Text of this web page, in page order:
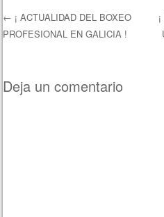
Navegación de
← ¡ ACTUALIDAD DEL BOXEO
PROFESIONAL EN GALICIA !
Deja un comentario